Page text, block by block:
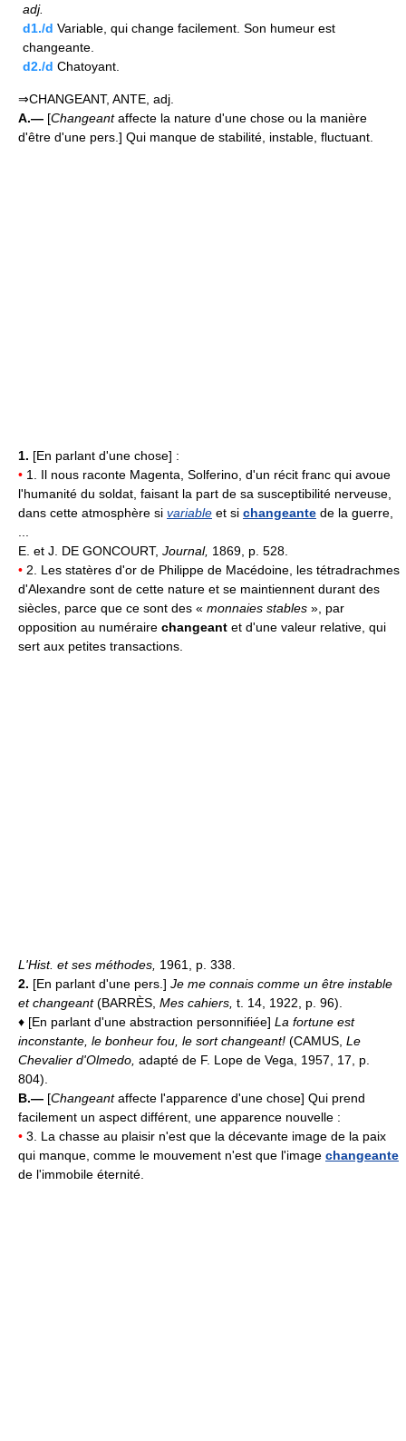
adj.
d1./d Variable, qui change facilement. Son humeur est
changeante.
d2./d Chatoyant.
⇒CHANGEANT, ANTE, adj.
A.— [Changeantaffecte la nature d'une chose ou la manière
d'être d'une pers.] Qui manque de stabilité, instable, fluctuant.
1. [En parlant d'une chose] :
• 1. Il nous raconte Magenta, Solferino, d'un récit franc qui avoue
l'humanité du soldat, faisant la part de sa susceptibilité nerveuse,
dans cette atmosphère si variable et si changeante de la guerre,
E. et J. DE GONCOURT, Journal, 1869, p. 528.
• 2. Les statères d'or de Philippe de Macédoine, les tétradrachmes
d'Alexandre sont de cette nature et se maintiennent durant des
siècles, parce que ce sont des « monnaies stables », par
opposition au numéraire changeant et d'une valeur relative, qui
sert aux petites transactions.
L'Hist. et ses méthodes, 1961, p. 338.
2. [En parlant d'une pers.] Je me connais comme un être instable
et changeant(BARRÈS, Mes cahiers, t. 14, 1922, p. 96).
♦ [En parlant d'une abstraction personnifiée] La fortune est
inconstante, le bonheur fou, le sort changeant! (CAMUS, Le
Chevalier d'Olmedo, adapté de F. Lope de Vega, 1957, 17, p.
804).
B.— [Changeantaffecte l'apparence d'une chose] Qui prend
facilement un aspect différent, une apparence nouvelle :
• 3. La chasse au plaisir n'est que la décevante image de la paix
qui manque, comme le mouvement n'est que l'image changeante
de l'immobile éternité.